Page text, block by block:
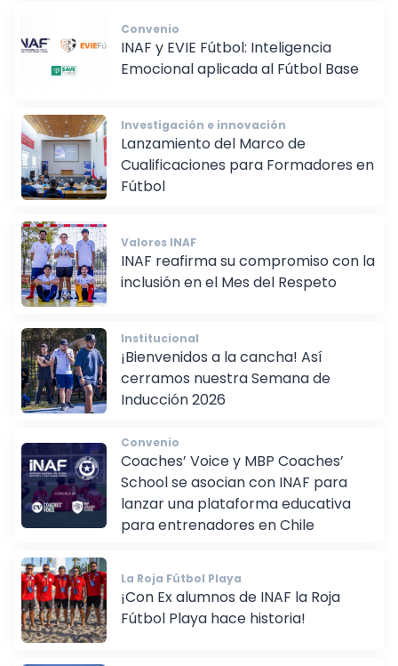
Convenio
INAF y EVIE Fútbol: Inteligencia
Emocional aplicada al Fútbol Base
Investigación e innovación
Lanzamiento del Marco de
Cualificaciones para Formadores en
Valores INAF
INAF reafirma su compromiso con la
inclusión en el Mes del Respeto
Institucional
¡Bienvenidos a la cancha! Así
cerramos nuestra Semana de
Convenio
Coaches’ Voice y MBP Coaches’
School se asocian con INAF para
lanzar una plataforma educativa
para entrenadores en Chile
La Roja Fútbol Playa
¡Con Ex alumnos de INAF la Roja
Fútbol Playa hace historia!